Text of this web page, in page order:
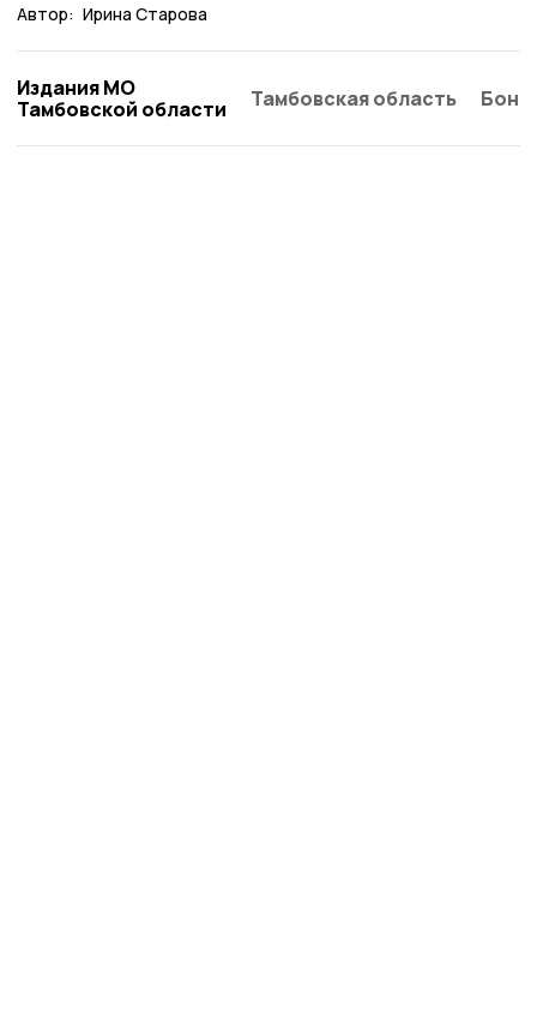
Автор: Ирина Старова
Издания МО
Тамбовской области
Тамбовская область